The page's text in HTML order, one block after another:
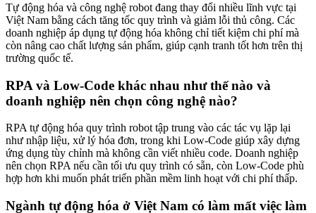
Tự động hóa và công nghệ robot đang thay đổi nhiều lĩnh vực tại
Việt Nam bằng cách tăng tốc quy trình và giảm lỗi thủ công. Các
doanh nghiệp áp dụng tự động hóa không chỉ tiết kiệm chi phí mà
còn nâng cao chất lượng sản phẩm, giúp cạnh tranh tốt hơn trên thị
trường quốc tế.
RPA và Low-Code khác nhau như thế nào và
doanh nghiệp nên chọn công nghệ nào?
RPA tự động hóa quy trình robot tập trung vào các tác vụ lặp lại
như nhập liệu, xử lý hóa đơn, trong khi Low-Code giúp xây dựng
ứng dụng tùy chỉnh mà không cần viết nhiều code. Doanh nghiệp
nên chọn RPA nếu cần tối ưu quy trình có sẵn, còn Low-Code phù
hợp hơn khi muốn phát triển phần mềm linh hoạt với chi phí thấp.
Ngành tự động hóa ở Việt Nam có làm mất việc làm